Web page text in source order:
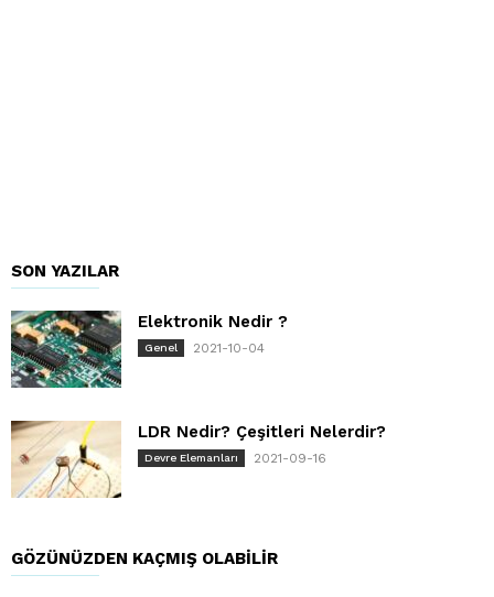
SON YAZILAR
Elektronik Nedir ?
Genel 2021-10-04
LDR Nedir? Çeşitleri Nelerdir?
Devre Elemanları 2021-09-16
GÖZÜNÜZDEN KAÇMIŞ OLABILIR